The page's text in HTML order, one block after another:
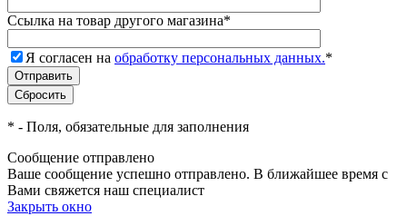
Ссылка на товар другого магазина*
Я согласен на обработку персональных данных.*
* - Поля, обязательные для заполнения
Сообщение отправлено
Ваше сообщение успешно отправлено. В ближайшее время с
Вами свяжется наш специалист
Закрыть окно